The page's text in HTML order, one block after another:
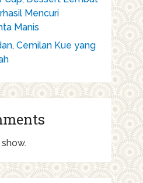
Mencuri
Manis
Cemilan Kue yang